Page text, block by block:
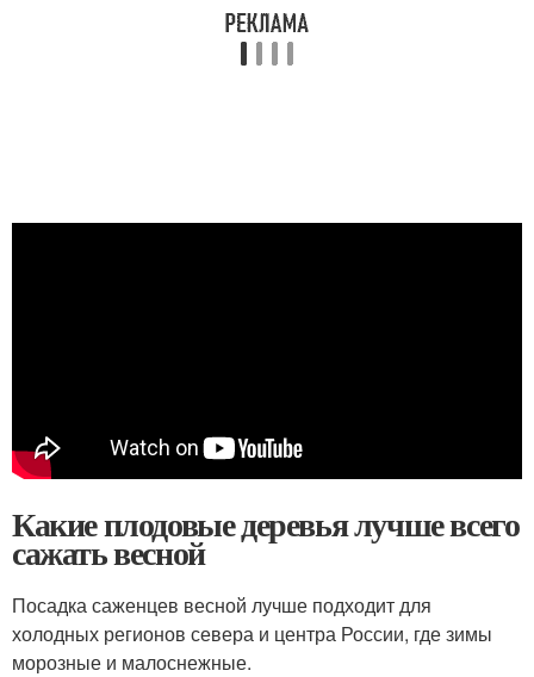
Какие плодовые деревья лучше всего
сажать весной
Посадка саженцев весной лучше подходит для
холодных регионов севера и центра России, где зимы
морозные и малоснежные.